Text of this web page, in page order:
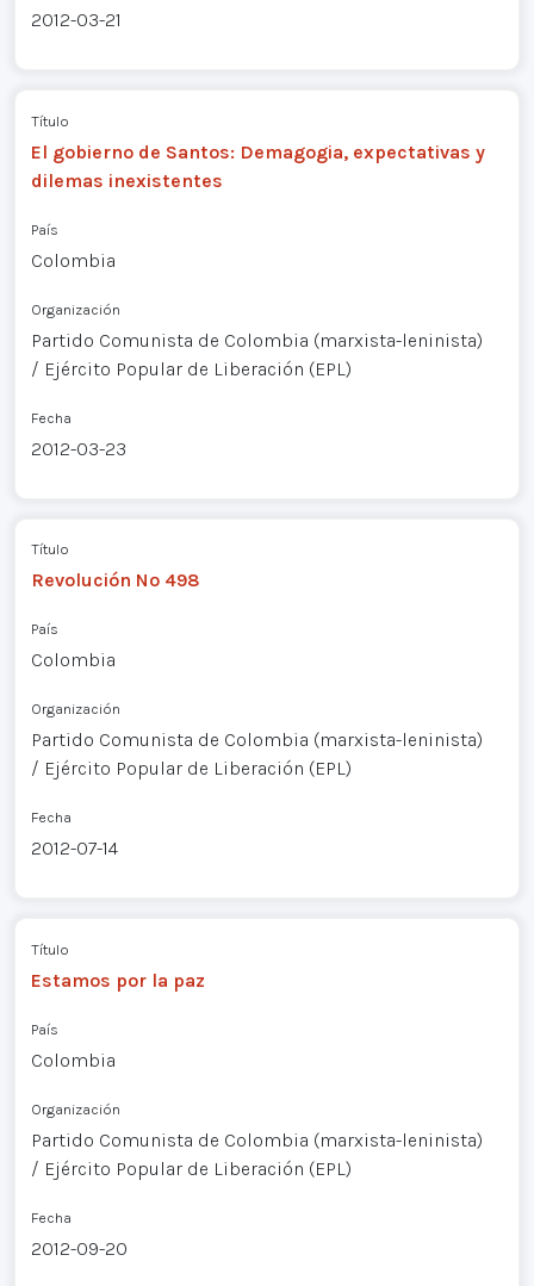
2012-03-21
Título
El gobierno de Santos: Demagogia, expectativas y
dilemas inexistentes
País
Colombia
Organización
Partido Comunista de Colombia (marxista-leninista)
/ Ejército Popular de Liberación (EPL)
Fecha
2012-03-23
Título
Revolución Nº 498
País
Colombia
Organización
Partido Comunista de Colombia (marxista-leninista)
/ Ejército Popular de Liberación (EPL)
Fecha
2012-07-14
Título
Estamos por la paz
País
Colombia
Organización
Partido Comunista de Colombia (marxista-leninista)
/ Ejército Popular de Liberación (EPL)
Fecha
2012-09-20